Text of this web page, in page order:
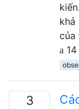
khả
của
14
3